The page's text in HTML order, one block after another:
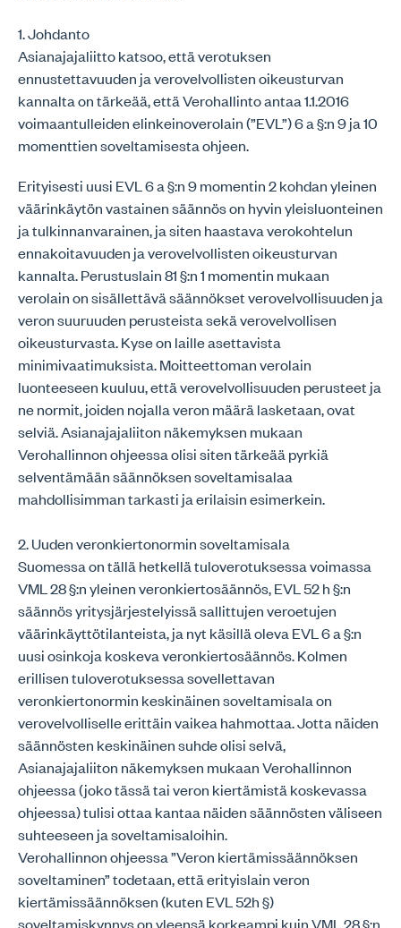
1. Johdanto
Asianajajaliitto katsoo, että verotuksen
ennustettavuuden ja verovelvollisten oikeusturvan
kannalta on tärkeää, että Verohallinto antaa 1.1.2016
voimaantulleiden elinkeinoverolain (”EVL”) 6 a §:n 9 ja 10
momenttien soveltamisesta ohjeen.
Erityisesti uusi EVL 6 a §:n 9 momentin 2 kohdan yleinen
väärinkäytön vastainen säännös on hyvin yleisluonteinen
ja tulkinnanvarainen, ja siten haastava verokohtelun
ennakoitavuuden ja verovelvollisten oikeusturvan
kannalta. Perustuslain 81 §:n 1 momentin mukaan
verolain on sisällettävä säännökset verovelvollisuuden ja
veron suuruuden perusteista sekä verovelvollisen
oikeusturvasta. Kyse on laille asettavista
minimivaatimuksista. Moitteettoman verolain
luonteeseen kuuluu, että verovelvollisuuden perusteet ja
ne normit, joiden nojalla veron määrä lasketaan, ovat
selviä. Asianajajaliiton näkemyksen mukaan
Verohallinnon ohjeessa olisi siten tärkeää pyrkiä
selventämään säännöksen soveltamisalaa
mahdollisimman tarkasti ja erilaisin esimerkein.
2. Uuden veronkiertonormin soveltamisala
Suomessa on tällä hetkellä tuloverotuksessa voimassa
VML 28 §:n yleinen veronkiertosäännös, EVL 52 h §:n
säännös yritysjärjestelyissä sallittujen veroetujen
väärinkäyttötilanteista, ja nyt käsillä oleva EVL 6 a §:n
uusi osinkoja koskeva veronkiertosäännös. Kolmen
erillisen tuloverotuksessa sovellettavan
veronkiertonormin keskinäinen soveltamisala on
verovelvolliselle erittäin vaikea hahmottaa. Jotta näiden
säännösten keskinäinen suhde olisi selvä,
Asianajajaliiton näkemyksen mukaan Verohallinnon
ohjeessa (joko tässä tai veron kiertämistä koskevassa
ohjeessa) tulisi ottaa kantaa näiden säännösten väliseen
suhteeseen ja soveltamisaloihin.
Verohallinnon ohjeessa ”Veron kiertämissäännöksen
soveltaminen” todetaan, että erityislain veron
kiertämissäännöksen (kuten EVL 52h §)
soveltamiskynnys on yleensä korkeampi kuin VML 28 §:n